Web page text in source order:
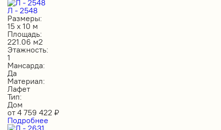
Л - 2548
Размеры:
15 х 10 м
Площадь:
221.06 м2
Этажность:
1
Мансарда:
Да
Материал:
Лафет
Тип:
Дом
от 4 759 422 ₽
Подробнее